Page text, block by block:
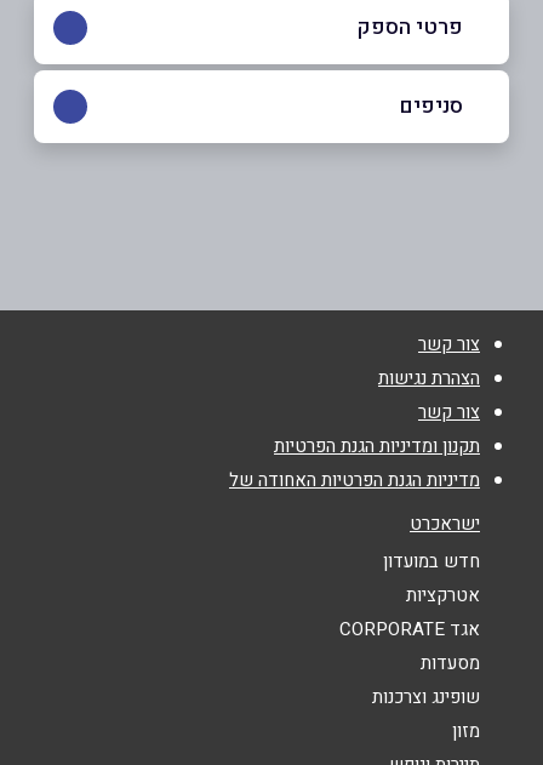
פרטי הספק
באתר בפייסבוק
טלפון*
אימייל
אנא חזרו אלי בקשר ל...
הודעה
סניפים
צור קשר
הצהרת נגישות
צור קשר
תקנון ומדיניות הגנת הפרטיות
מדיניות הגנת הפרטיות האחודה של
ישראכרט
חדש במועדון
אטרקציות
אגד CORPORATE
מסעדות
שופינג וצרכנות
מזון